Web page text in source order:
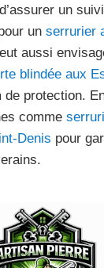
un
un serrurier
aussi
blindée aux
de protection.
comme
Denis pour